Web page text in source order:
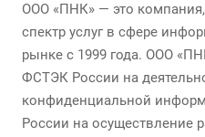
ООО «ПНК» — это
спектр услуг в сфере
рынке с 1999 года. ООО
ФСТЭК России на
конфиденциальной
России на осуществление